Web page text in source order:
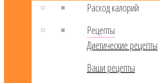
Расход калорий
Рецепты
Диетические рецепты
Ваши рецепты